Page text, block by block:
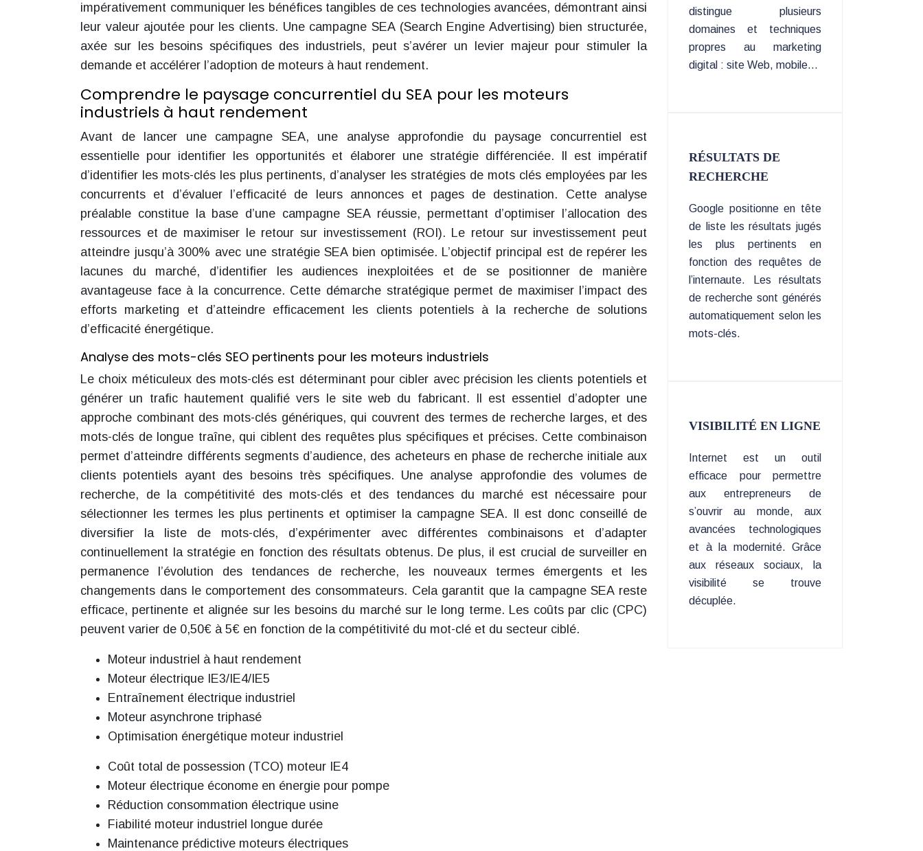
impérativement communiquer les bénéfices tangibles de ces technologies avancées, démontrant ainsi
leur valeur ajoutée pour les clients. Une campagne SEA (Search Engine Advertising) bien structurée,
axée sur les besoins spécifiques des industriels, peut s’avérer un levier majeur pour stimuler la
demande et accélérer l’adoption de moteurs à haut rendement.
Comprendre le paysage concurrentiel du SEA pour les moteurs
industriels à haut rendement
Avant de lancer une campagne SEA, une analyse approfondie du paysage concurrentiel est
essentielle pour identifier les opportunités et élaborer une stratégie différenciée. Il est impératif
d’identifier les mots-clés les plus pertinents, d’analyser les stratégies de mots clés employées par les
concurrents et d’évaluer l’efficacité de leurs annonces et pages de destination. Cette analyse
préalable constitue la base d’une campagne SEA réussie, permettant d’optimiser l’allocation des
ressources et de maximiser le retour sur investissement (ROI). Le retour sur investissement peut
atteindre jusqu’à 300% avec une stratégie SEA bien optimisée. L’objectif principal est de repérer les
lacunes du marché, d’identifier les audiences inexploitées et de se positionner de manière
avantageuse face à la concurrence. Cette démarche stratégique permet de maximiser l’impact des
efforts marketing et d’atteindre efficacement les clients potentiels à la recherche de solutions
d’efficacité énergétique.
Analyse des mots-clés SEO pertinents pour les moteurs industriels
Le choix méticuleux des mots-clés est déterminant pour cibler avec précision les clients potentiels et
générer un trafic hautement qualifié vers le site web du fabricant. Il est essentiel d’adopter une
approche combinant des mots-clés génériques, qui couvrent des termes de recherche larges, et des
mots-clés de longue traîne, qui ciblent des requêtes plus spécifiques et précises. Cette combinaison
permet d’atteindre différents segments d’audience, des acheteurs en phase de recherche initiale aux
clients potentiels ayant des besoins très spécifiques. Une analyse approfondie des volumes de
recherche, de la compétitivité des mots-clés et des tendances du marché est nécessaire pour
sélectionner les termes les plus pertinents et optimiser la campagne SEA. Il est donc conseillé de
diversifier la liste de mots-clés, d’expérimenter avec différentes combinaisons et d’adapter
continuellement la stratégie en fonction des résultats obtenus. De plus, il est crucial de surveiller en
permanence l’évolution des tendances de recherche, les nouveaux termes émergents et les
changements dans le comportement des consommateurs. Cela garantit que la campagne SEA reste
efficace, pertinente et alignée sur les besoins du marché sur le long terme. Les coûts par clic (CPC)
peuvent varier de 0,50€ à 5€ en fonction de la compétitivité du mot-clé et du secteur ciblé.
Moteur industriel à haut rendement
Moteur électrique IE3/IE4/IE5
Entraînement électrique industriel
Moteur asynchrone triphasé
Optimisation énergétique moteur industriel
Coût total de possession (TCO) moteur IE4
Moteur électrique économe en énergie pour pompe
Réduction consommation électrique usine
Fiabilité moteur industriel longue durée
Maintenance prédictive moteurs électriques
distingue plusieurs
domaines et techniques
propres au marketing
digital : site Web, mobile…
RÉSULTATS DE
RECHERCHE
Google positionne en tête
de liste les résultats jugés
les plus pertinents en
fonction des requêtes de
l’internaute. Les résultats
de recherche sont générés
automatiquement selon les
mots-clés.
VISIBILITÉ EN LIGNE
Internet est un outil
efficace pour permettre
aux entrepreneurs de
s’ouvrir au monde, aux
avancées technologiques
et à la modernité. Grâce
aux réseaux sociaux, la
visibilité se trouve
décuplée.